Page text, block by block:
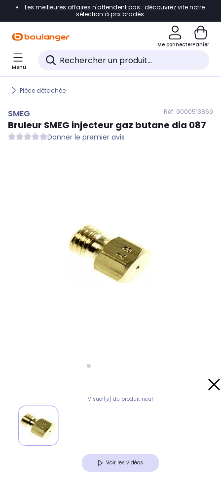
Accéder directement à la navigation
Accéder directement au pied de page
Accéder directement au chatbot
Les meilleures affaires n'attendent pas : découvrez vite notre
sélection à prix bradés.
Me connecterPanier
Menu
Pièce détachée
SMEG Réf. 9000513869
Bruleur SMEG injecteur gaz butane dia 087
Donner le premier avis
Visuel(s) du produit neuf
Voir les vidéos